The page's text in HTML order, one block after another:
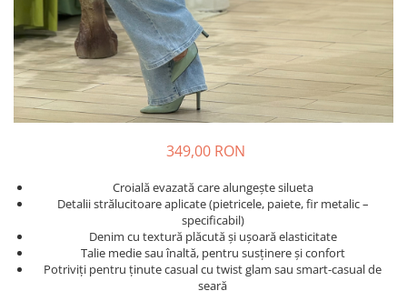
349,00 RON
Croială evazată care alungește silueta
Detalii strălucitoare aplicate (pietricele, paiete, fir metalic –
specificabil)
Denim cu textură plăcută și ușoară elasticitate
Talie medie sau înaltă, pentru susținere și confort
Potriviți pentru ținute casual cu twist glam sau smart-casual de
seară